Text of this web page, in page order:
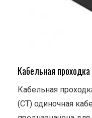
Кабельная
Кабельная
(СТ) одиночная